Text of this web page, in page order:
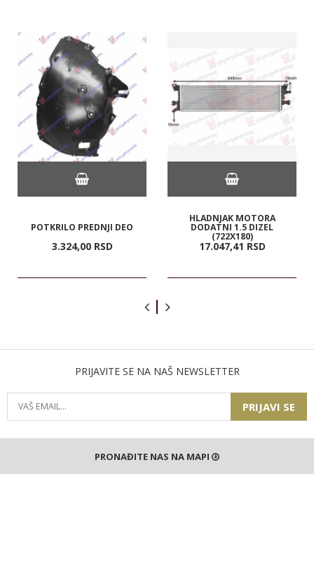
POTKRILO PREDNJI DEO
3.324,00 RSD
HLADNJAK MOTORA
DODATNI 1.5 DIZEL
(722X180)
17.047,41 RSD
PRIJAVITE SE NA NAŠ NEWSLETTER
PRIJAVI SE
PRONAĐITE NAS NA MAPI